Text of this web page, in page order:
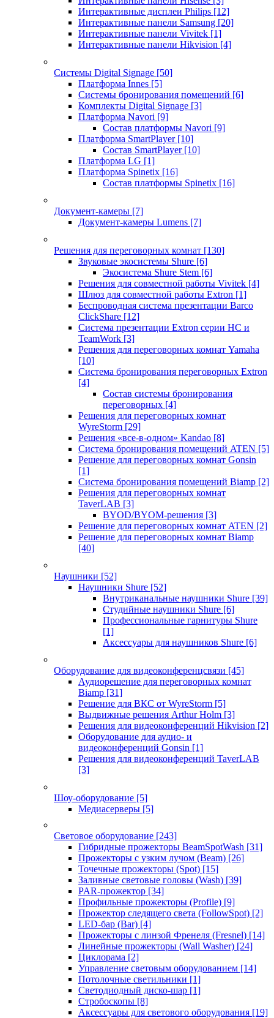
Интерактивные дисплеи Philips [12]
Интерактивные панели Samsung [20]
Интерактивные панели Vivitek [1]
Интерактивные панели Hikvision [4]
Системы Digital Signage [50]
Платформа Innes [5]
Системы бронирования помещений [6]
Комплекты Digital Signage [3]
Платформа Navori [9]
Состав платформы Navori [9]
Платформа SmartPlayer [10]
Состав SmartPlayer [10]
Платформа LG [1]
Платформа Spinetix [16]
Состав платформы Spinetix [16]
Документ-камеры [7]
Документ-камеры Lumens [7]
Решения для переговорных комнат [130]
Звуковые экосистемы Shure [6]
Экосистема Shure Stem [6]
Решения для совместной работы Vivitek [4]
Шлюз для совместной работы Extron [1]
Беспроводная система презентации Barco
ClickShare [12]
Система презентации Extron серии HC и
TeamWork [3]
Решения для переговорных комнат Yamaha
[10]
Система бронирования переговорных Extron
[4]
Состав системы бронирования
переговорных [4]
Решения для переговорных комнат
WyreStorm [29]
Решения «все-в-одном» Kandao [8]
Система бронирования помещений ATEN [5]
Решение для переговорных комнат Gonsin
[1]
Система бронирования помещений Biamp [2]
Решения для переговорных комнат
TaverLAB [3]
BYOD/BYOM-решения [3]
Решение для переговорных комнат ATEN [2]
Решение для переговорных комнат Biamp
[40]
Наушники [52]
Наушники Shure [52]
Внутриканальные наушники Shure [39]
Студийные наушники Shure [6]
Профессиональные гарнитуры Shure
[1]
Аксессуары для наушников Shure [6]
Оборудование для видеоконференцсвязи [45]
Аудиорешение для переговорных комнат
Biamp [31]
Решение для ВКС от WyreStorm [5]
Выдвижные решения Arthur Holm [3]
Решения для видеоконференций Hikvision [2]
Оборудование для аудио- и
видеоконференций Gonsin [1]
Решения для видеоконференций TaverLAB
[3]
Шоу-оборудование [5]
Медиасерверы [5]
Световое оборудование [243]
Гибридные прожекторы BeamSpotWash [31]
Прожекторы с узким лучом (Beam) [26]
Точечные прожекторы (Spot) [15]
Заливные световые головы (Wash) [39]
PAR-прожектор [34]
Профильные прожекторы (Profile) [9]
Прожектор следящего света (FollowSpot) [2]
LED-бар (Bar) [4]
Прожекторы с линзой Френеля (Fresnel) [14]
Линейные прожекторы (Wall Washer) [24]
Циклорама [2]
Управление световым оборудованием [14]
Потолочные светильники [1]
Светодиодный диско-шар [1]
Стробоскопы [8]
Аксессуары для светового оборудования [19]